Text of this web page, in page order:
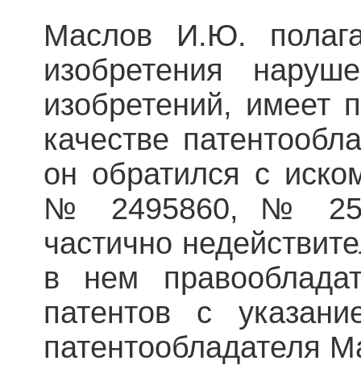
Маслов И.Ю.
изобретения
изобретений, имеет
качестве
он обратился с
№ 2495860, №
частично
в нем
патентов с
патентообладателя